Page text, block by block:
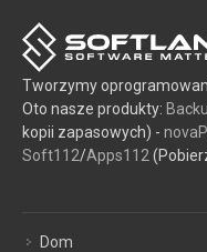
Tworzymy
Oto nasze produkty:
kopii zapasowych) -
Soft112/Apps112
Dom